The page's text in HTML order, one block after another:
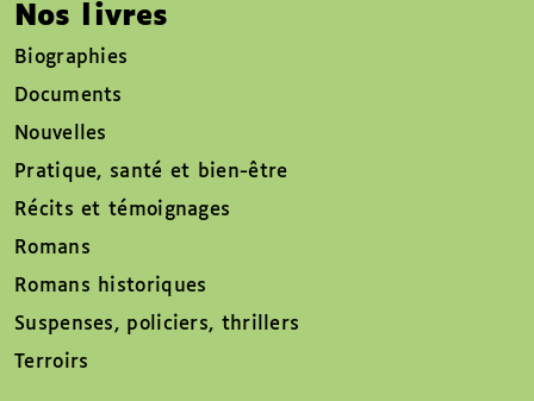
Nos livres
Biographies
Documents
Nouvelles
Pratique, santé et bien-être
Récits et témoignages
Romans
Romans historiques
Suspenses, policiers, thrillers
Terroirs